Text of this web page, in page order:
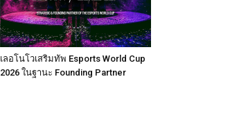
เลอโนโวเสริมทัพ Esports World Cup
2026 ในฐานะ Founding Partner